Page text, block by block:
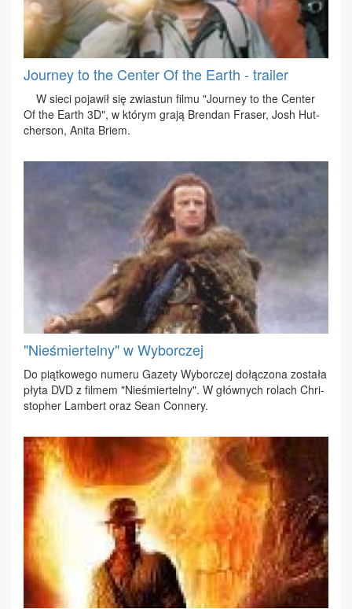
Journey to the Center Of the Earth - trailer
W sie­ci po­ja­wił się zwia­stun fil­mu "Jo­ur­ney to the Cen­ter
Of the Earth 3D", w któ­rym gra­ją Bren­dan Fra­ser, Josh Hut­
cher­son, Ani­ta Briem.
"Nieśmiertelny" w Wyborczej
Do piąt­ko­we­go nu­me­ru Ga­ze­ty Wy­bor­czej do­łą­czo­na zo­sta­ła
pły­ta DVD z fil­mem "Nie­śmier­tel­ny". W głów­nych ro­lach Chri­
sto­pher Lam­bert oraz Se­an Con­ne­ry.